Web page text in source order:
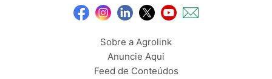
Sobre a Agrolink
Anuncie Aqui
Feed de Conteúdos